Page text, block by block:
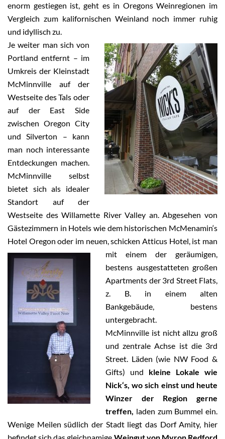
enorm gestiegen ist, geht es in Oregons Weinregionen im
Vergleich zum kalifornischen Weinland noch immer ruhig
und idyllisch zu.
Je weiter man sich von
Portland entfernt – im
Umkreis der Kleinstadt
McMinnville auf der
Westseite des Tals oder
auf der East Side
zwischen Oregon City
und Silverton – kann
man noch interessante
Entdeckungen machen.
McMinnville selbst
bietet sich als idealer
Standort auf der
Westseite des Willamette River Valley an. Abgesehen von
Gästezimmern in Hotels wie dem historischen McMenamin‘s
Hotel Oregon oder im neuen, schicken Atticus Hotel, ist man
mit einem der geräumigen,
bestens ausgestatteten großen
Apartments der 3rd Street Flats,
z. B. in einem alten
Bankgebäude, bestens
untergebracht.
McMinnville ist nicht allzu groß
und zentrale Achse ist die 3rd
Street. Läden (wie NW Food &
Gifts) und kleine Lokale wie
Nick‘s, wo sich einst und heute
Winzer der Region gerne
treffen, laden zum Bummel ein.
Wenige Meilen südlich der Stadt liegt das Dorf Amity, hier